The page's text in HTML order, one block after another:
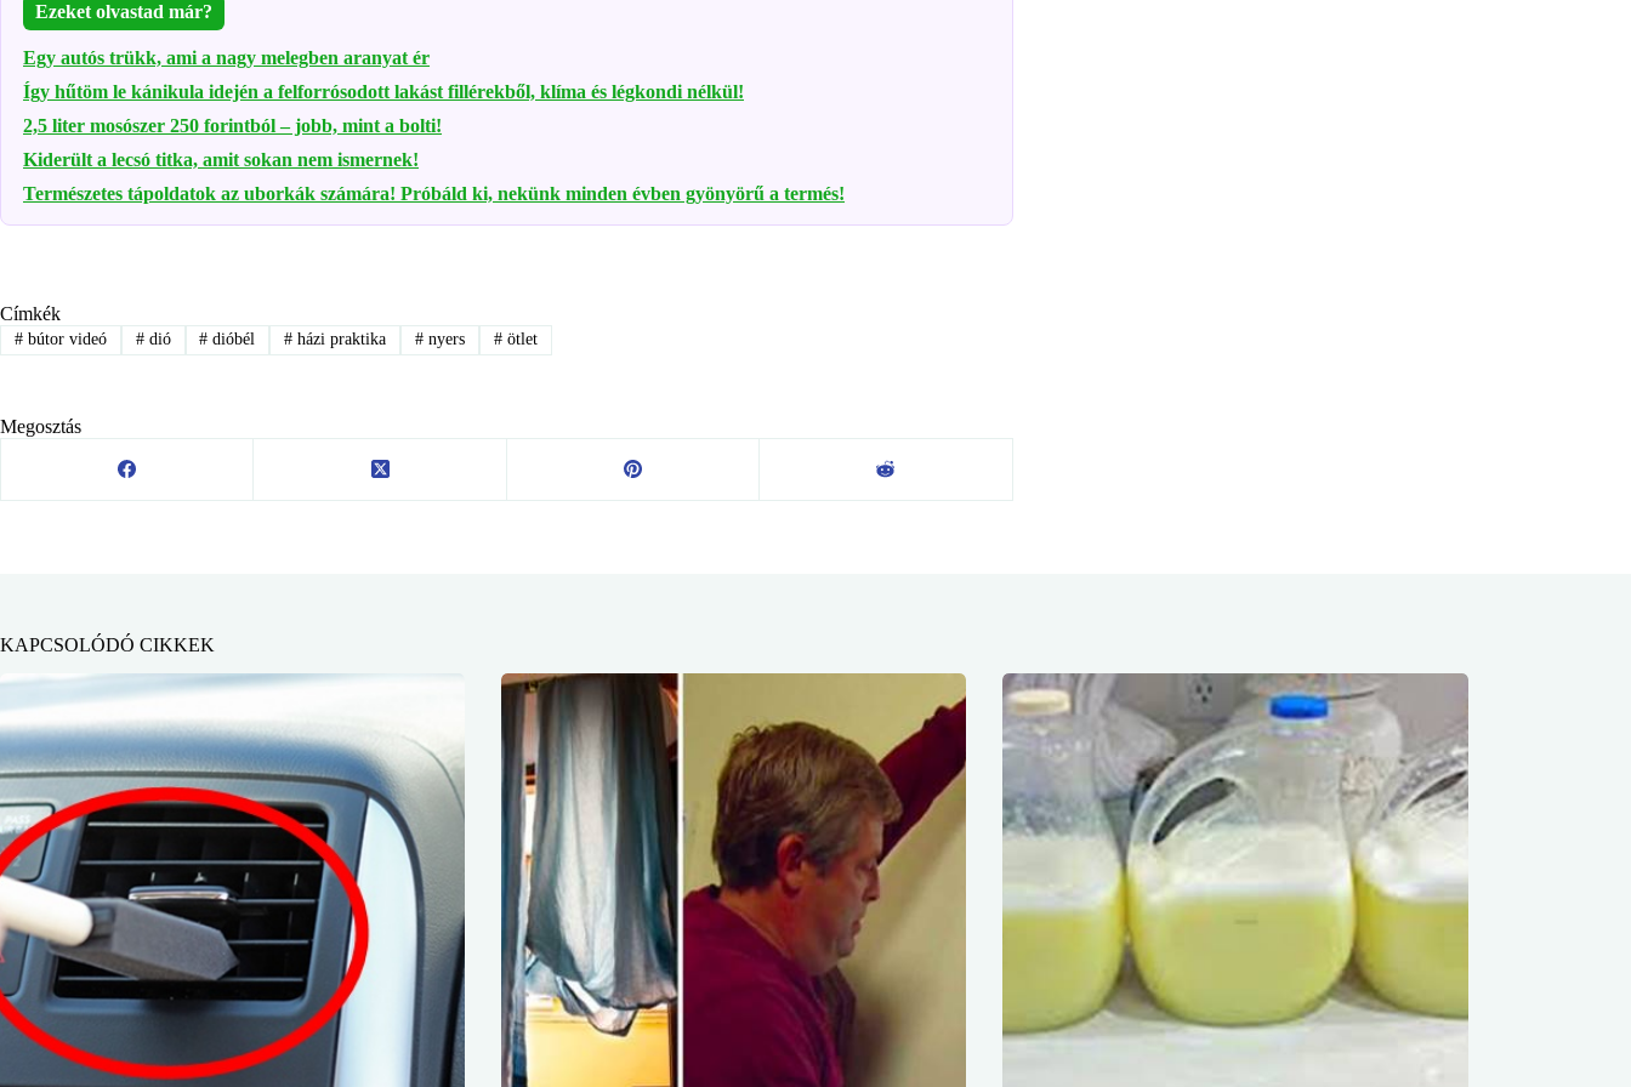
Ezeket olvastad már?
Egy autós trükk, ami a nagy melegben aranyat ér
Így hűtöm le kánikula idején a felforrósodott lakást fillérekből, klíma és légkondi nélkül!
2,5 liter mosószer 250 forintból – jobb, mint a bolti!
Kiderült a lecsó titka, amit sokan nem ismernek!
Természetes tápoldatok az uborkák számára! Próbáld ki, nekünk minden évben gyönyörű a termés!
Címkék
#bútor videó #dió # dióbél # házi praktika # nyers #ötlet
Megosztás
KAPCSOLÓDÓ CIKKEK